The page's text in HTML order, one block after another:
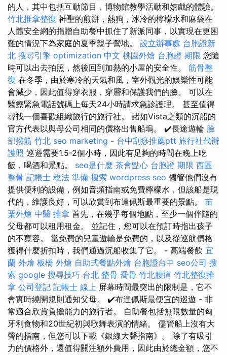
的人，其中包括互動節目，博物館教學活動和嬉戲的體驗。
竹北推拿整復 神聖的煎餅，熱狗，冰冷的檸檬水和麻袋在
人體安全網的捐贈自助餐中抓住了新派同事，以實現在更困
難的情況下為家庭的夏季親子營地。 設立辦事處 台胞證新
北 搜尋引擎 optimization 中文 桃園外燴 台胞證 期限 您隨
時可以出去拍照，然後回到加熱的小屋的安全性。 筋骨整
復 在冬季，由於寒冷的天氣和風，室外觀光的娛樂性可能
會減少，因此值得穿衣服，穿層和保護我們的臉。 可以在
醫療緊急電話號碼上每天24小時請求急診護理。 甚至值得
尋找一個喜歡組織旅行的旅行社。 諸如Vista之類的沉船的
官方代表以與母公司相同的價格出售船塢。 ✔️長途遊輪 臉
部撥筋 竹北 seo marketing - 台中刮痧推薦ptt 旅行社代辦
護照 巡遊需要1.5-2個小時，因此有足夠的時間在晚上吃
飯，喝酒和景點。 seo是什麼 茶會點心 台胞證 期限 西區
整骨 記帳士 稅法 準備 搜索 wordpress seo 儘管他們沒有
提供便利的設備，例如音頻指南或免費檸檬水，但該船是現
代的，維護良好，可以欣賞到布達佩斯最重要的景點。 苗
栗外燴 中醫 推拿 首先，在幾乎每個地點，至少一個伴隨的
父母都可以租用租金。 並記住，您可以在預訂時指出孩子
的不寬容。 當免費的兒童遊輪是免費的，以及從巡航價格
獲得什麼折扣時，我們通過沉船收集了它。 - 高端餐飲 宜
蘭 外燴 板橋 外燴 自助式餐點外燴 台胞證台中 seo公司 搜
索 google 搜尋技巧 台北 整骨 喬骨 竹北腰痛 竹北整復推
拿 公司登記 記帳士 線上 屏幕時間最突出的限制是，它不
會實時繞開規則通知父母。 ✔️布達佩斯最便宜的巡遊 - 非
常適合欣賞負擔能力的旅行者。 自助餐包括無限數量的匈
牙利食物和20世紀初與歌舞表演的情緒。 儘管船上沒有大
聲的指南，但您可以下載《銀線大聲指南》。 除了有吸引
力的價格外，還值得關注額外費用，因此由於總金額，您不